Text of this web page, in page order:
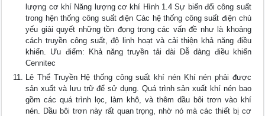
lượng cơ khí Năng lượng cơ khí Hình 1.4 Sự biến đổi công suất
trong hện thống công suất điện Các hệ thống công suất điện chủ
yếu giải quyết những tồn đọng trong các vấn đề như là khoảng
cách truyền công suất, độ linh hoạt và cải thiện khả năng điều
khiển. Ưu điểm: Khả năng truyền tải dài Dễ dàng điều khiển
Cennitec
Lê Thể Truyền Hệ thống công suất khí nén Khí nén phải được
sản xuất và lưu trữ để sử dụng. Quá trình sản xuất khí nén bao
gồm các quá trình lọc, làm khô, và thêm dầu bôi trơn vào khí
nén. Dầu bôi trơn này rất quan trọng, nhờ nó mà các thiết bị cơ